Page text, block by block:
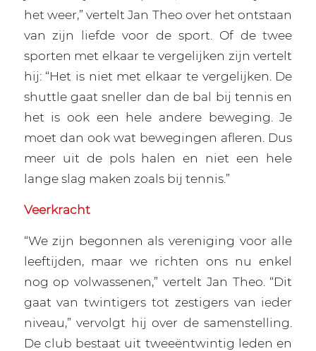
het weer,” vertelt Jan Theo over het ontstaan
van zijn liefde voor de sport. Of de twee
sporten met elkaar te vergelijken zijn vertelt
hij: “Het is niet met elkaar te vergelijken. De
shuttle gaat sneller dan de bal bij tennis en
het is ook een hele andere beweging. Je
moet dan ook wat bewegingen afleren. Dus
meer uit de pols halen en niet een hele
lange slag maken zoals bij tennis.”
Veerkracht
“We zijn begonnen als vereniging voor alle
leeftijden, maar we richten ons nu enkel
nog op volwassenen,” vertelt Jan Theo. “Dit
gaat van twintigers tot zestigers van ieder
niveau,” vervolgt hij over de samenstelling.
De club bestaat uit tweeëntwintig leden en